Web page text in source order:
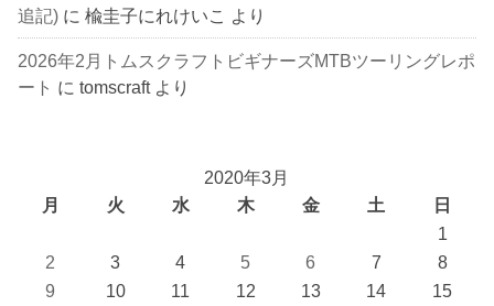
追記) に楡圭子にれけいこ より
2026年2月トムスクラフトビギナーズMTBツーリングレポ
ート にtomscraftより
2020年3月
月
火 水 木 金 土
日
1
2
3 4 5 6 7
8
9
10 11 12 13 14
15